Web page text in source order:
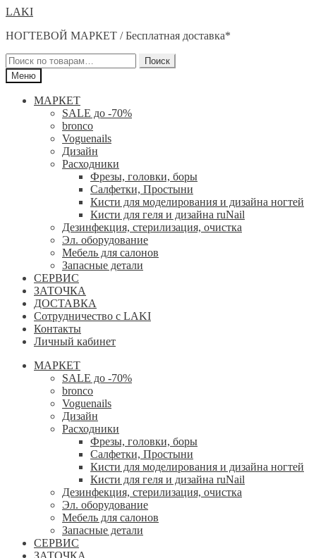
Перейти
навигации
Перейти
содержимому
LAKI
НОГТЕВОЙ МАРКЕТ / Бесплатная доставка*
Искать:
Поиск
Меню
МАРКЕТ
SALE до -70%
bronco
Voguenails
Дизайн
Расходники
Фрезы, головки, боры
Салфетки, Простыни
Кисти для моделирования и дизайна ногтей
Кисти для геля и дизайна ruNail
Дезинфекция, стерилизация, очистка
Эл. оборудование
Мебель для салонов
Запасные детали
СЕРВИС
ЗАТОЧКА
ДОСТАВКА
Сотрудничество с LAKI
Контакты
Личный кабинет
МАРКЕТ
SALE до -70%
bronco
Voguenails
Дизайн
Расходники
Фрезы, головки, боры
Салфетки, Простыни
Кисти для моделирования и дизайна ногтей
Кисти для геля и дизайна ruNail
Дезинфекция, стерилизация, очистка
Эл. оборудование
Мебель для салонов
Запасные детали
СЕРВИС
ЗАТОЧКА